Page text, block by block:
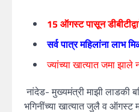
15 ऑगस्ट पासून
सर्व पात्र महिलांना लाभ
ज्यांच्या खात्यात जमा
नांदेड- मुख्यमंत्री माझी लाडकी
भगिनींच्या खात्यात जुलै व ऑगस्ट